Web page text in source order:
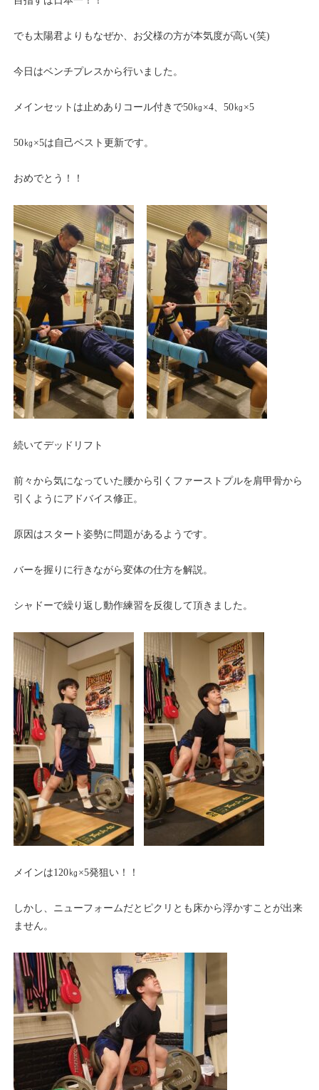
でも太陽君よりもなぜか、お父様の方が本気度が高い(笑)
今日はベンチプレスから行いました。
メインセットは止めありコール付きで50㎏×4、50㎏×5
50㎏×5は自己ベスト更新です。
おめでとう！！
続いてデッドリフト
前々から気になっていた腰から引くファーストプルを肩甲骨から
引くようにアドバイス修正。
原因はスタート姿勢に問題があるようです。
バーを握りに行きながら変体の仕方を解説。
シャドーで繰り返し動作練習を反復して頂きました。
メインは120㎏×5発狙い！！
しかし、ニューフォームだとピクリとも床から浮かすことが出来
ません。